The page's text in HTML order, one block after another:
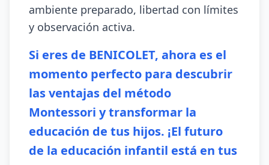
ambiente preparado, libertad con límites
y observación activa.
Si eres de BENICOLET, ahora es el
momento perfecto para descubrir
las ventajas del método
Montessori y transformar la
educación de tus hijos. ¡El futuro
de la educación infantil está en tus